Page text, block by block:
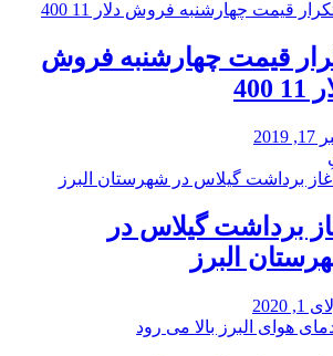
قیمت چهارشنبه فروش
برداشت گیلاس در
البرز
2020